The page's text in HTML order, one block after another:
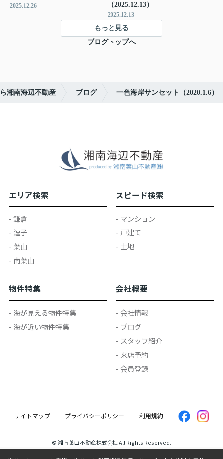
2025.12.26
（2025.12.13）
2025.12.13
もっと見る
ブログトップへ
湘南海辺不動産 ブログ 一色海岸サンセット（2020.1.6）
エリア検索
- 鎌倉
- 逗子
- 葉山
- 南葉山
スピード検索
- マンション
- 戸建て
- 土地
物件特集
- 海が見える物件特集
- 海が近い物件特集
会社概要
- 会社情報
- ブログ
- スタッフ紹介
- 来店予約
- 会員登録
サイトマップ プライバシーポリシー 利用規約
© 湘南葉山不動産株式会社 All Rights Reserved.